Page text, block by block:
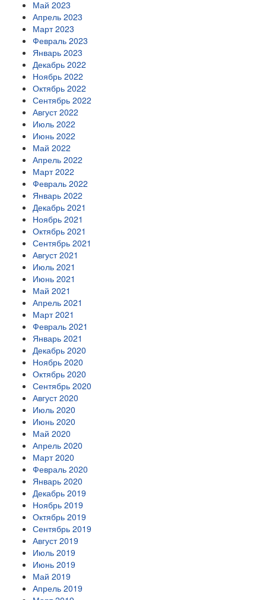
Май 2023
Апрель 2023
Март 2023
Февраль 2023
Январь 2023
Декабрь 2022
Ноябрь 2022
Октябрь 2022
Сентябрь 2022
Август 2022
Июль 2022
Июнь 2022
Май 2022
Апрель 2022
Март 2022
Февраль 2022
Январь 2022
Декабрь 2021
Ноябрь 2021
Октябрь 2021
Сентябрь 2021
Август 2021
Июль 2021
Июнь 2021
Май 2021
Апрель 2021
Март 2021
Февраль 2021
Январь 2021
Декабрь 2020
Ноябрь 2020
Октябрь 2020
Сентябрь 2020
Август 2020
Июль 2020
Июнь 2020
Май 2020
Апрель 2020
Март 2020
Февраль 2020
Январь 2020
Декабрь 2019
Ноябрь 2019
Октябрь 2019
Сентябрь 2019
Август 2019
Июль 2019
Июнь 2019
Май 2019
Апрель 2019